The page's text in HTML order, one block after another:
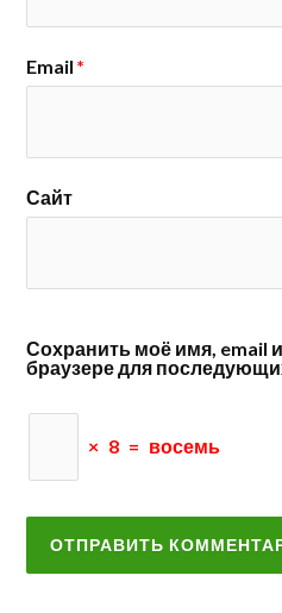
Email *
Сайт
Сохранить моё имя, email
браузере для
× 8 = восемь